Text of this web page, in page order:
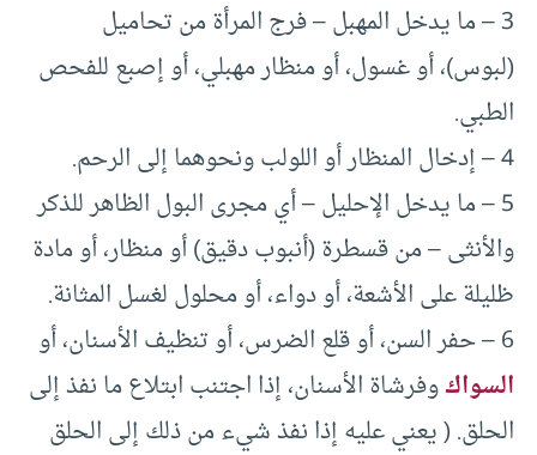
3 – ما يدخل المهبل – فرج المرأة من تحاميل
(لبوس)، أو غسول، أو منظار مهبلي، أو إصبع للفحص
الطبي.
4 – إدخال المنظار أو اللولب ونحوهما إلى الرحم.
5 – ما يدخل الإحليل – أي مجرى البول الظاهر للذكر
والأنثى – من قسطرة (أنبوب دقيق) أو منظار، أو مادة
ظليلة على الأشعة، أو دواء، أو محلول لغسل المثانة.
6 – حفر السن، أو قلع الضرس، أو تنظيف الأسنان، أو
السواكوفرشاة الأسنان، إذا اجتنب ابتلاع ما نفذ إلى
الحلق. ( يعني عليه إذا نفذ شيء من ذلك إلى الحلق